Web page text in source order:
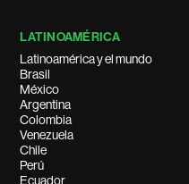
LATINOAMÉRICA
Latinoamérica y el mundo
Brasil
México
Argentina
Colombia
Venezuela
Chile
Perú
Ecuador